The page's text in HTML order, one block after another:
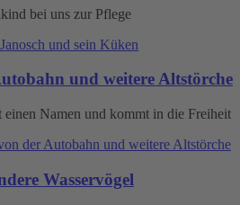
bei uns zur Pflege
und sein Küken
und weitere Altstörche
Namen und kommt in die Freiheit
der Autobahn und weitere Altstörche
Wasservögel